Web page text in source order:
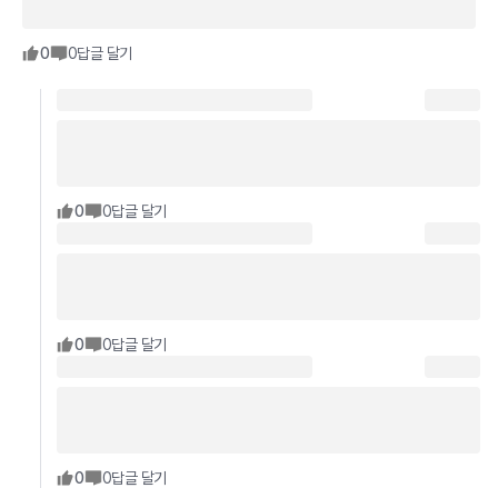
0 0답글 달기
0 0답글 달기
0 0답글 달기
0 0답글 달기